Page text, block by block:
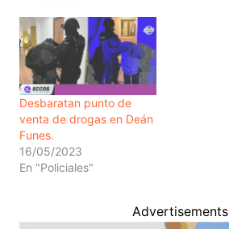
Desbaratan punto de
venta de drogas en Deán
Funes.
16/05/2023
En "Policiales"
Advertisements